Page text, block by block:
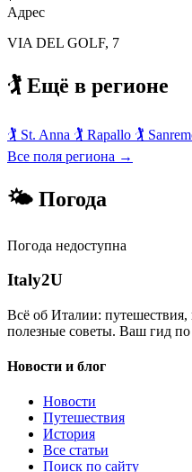
Адрес
VIA DEL GOLF, 7
🏌️ Ещё в регионе
🏌️ St. Anna 🏌️ Rapallo 🏌️
Все поля региона →
🌤 Погода
Погода недоступна
Italy2U
Всё об Италии:
полезные советы. Ваш гид
Новости и блог
Новости
Путешествия
История
Все статьи
Поиск по сайту